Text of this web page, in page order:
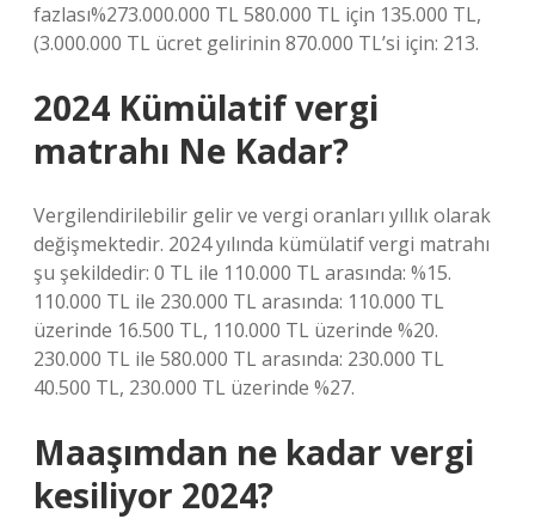
fazlası%273.000.000 TL 580.000 TL için 135.000 TL,
(3.000.000 TL ücret gelirinin 870.000 TL’si için: 213.
2024 Kümülatif vergi
matrahı Ne Kadar?
Vergilendirilebilir gelir ve vergi oranları yıllık olarak
değişmektedir. 2024 yılında kümülatif vergi matrahı
şu şekildedir: 0 TL ile 110.000 TL arasında: %15.
110.000 TL ile 230.000 TL arasında: 110.000 TL
üzerinde 16.500 TL, 110.000 TL üzerinde %20.
230.000 TL ile 580.000 TL arasında: 230.000 TL
40.500 TL, 230.000 TL üzerinde %27.
Maaşımdan ne kadar vergi
kesiliyor 2024?